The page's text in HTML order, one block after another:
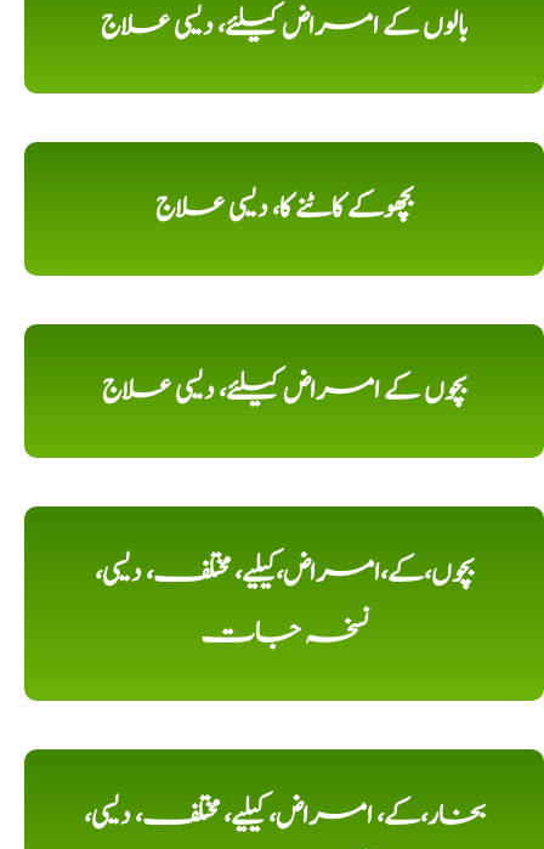
بالوں کے امراض کیلئے، دیسی علاج
بچھوکے کاٹنے کا، دیسی علاج
بچوں کے امراض کیلئے، دیسی علاج
بچوں،کے،امراض،کیلیے، مختلف، دیسی،
نسخہ جات
بخار،کے، امراض، کیلیے، مختلف، دیسی،